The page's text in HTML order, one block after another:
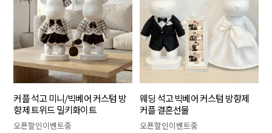
커플 석고 미니/빅베어 커스텀 방
향제 트위드 밀키화이트
오픈할인이벤트중
웨딩 석고 빅베어 커스텀 방향제
커플 결혼선물
오픈할인이벤트중